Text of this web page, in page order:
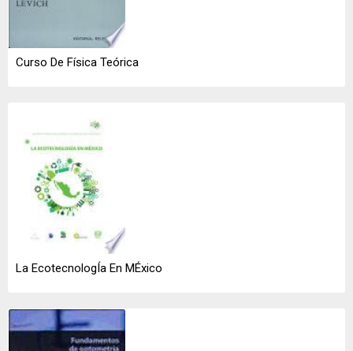
Curso De Física Teórica
La EcotecnologÍa En MÉxico